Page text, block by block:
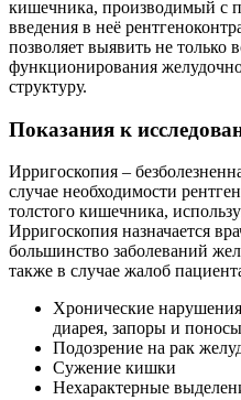
кишечника, производимый с
введения в неё
позволяет выявить не только
функционирования
структуру.
Показания к
Ирригоскопия –
случае необходимости
толстого кишечника,
Ирригоскопия назначается
большинство заболеваний
также в случае жалоб
Хронические
диарея, запоры и поносы
Подозрение на рак
Сужение кишки
Нехарактерные